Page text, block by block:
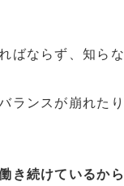
ばならず、知ら
ランスが崩れた
き続けているから